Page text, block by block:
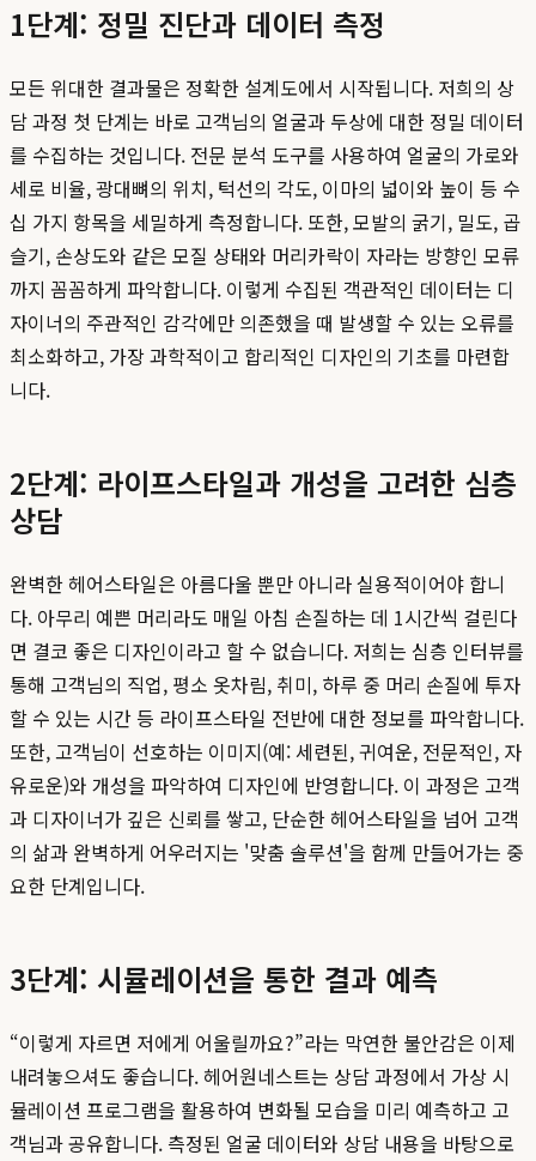
1단계: 정밀 진단과 데이터 측정
모든 위대한 결과물은 정확한 설계도에서 시작됩니다. 저희의 상
담 과정 첫 단계는 바로 고객님의 얼굴과 두상에 대한 정밀 데이터
를 수집하는 것입니다. 전문 분석 도구를 사용하여 얼굴의 가로와
세로 비율, 광대뼈의 위치, 턱선의 각도, 이마의 넓이와 높이 등 수
십 가지 항목을 세밀하게 측정합니다. 또한, 모발의 굵기, 밀도, 곱
슬기, 손상도와 같은 모질 상태와 머리카락이 자라는 방향인 모류
까지 꼼꼼하게 파악합니다. 이렇게 수집된 객관적인 데이터는 디
자이너의 주관적인 감각에만 의존했을 때 발생할 수 있는 오류를
최소화하고, 가장 과학적이고 합리적인 디자인의 기초를 마련합
니다.
2단계: 라이프스타일과 개성을 고려한 심층
상담
완벽한 헤어스타일은 아름다울 뿐만 아니라 실용적이어야 합니
다. 아무리 예쁜 머리라도 매일 아침 손질하는 데 1시간씩 걸린다
면 결코 좋은 디자인이라고 할 수 없습니다. 저희는 심층 인터뷰를
통해 고객님의 직업, 평소 옷차림, 취미, 하루 중 머리 손질에 투자
할 수 있는 시간 등 라이프스타일 전반에 대한 정보를 파악합니다.
또한, 고객님이 선호하는 이미지(예: 세련된, 귀여운, 전문적인, 자
유로운)와 개성을 파악하여 디자인에 반영합니다. 이 과정은 고객
과 디자이너가 깊은 신뢰를 쌓고, 단순한 헤어스타일을 넘어 고객
의 삶과 완벽하게 어우러지는 '맞춤 솔루션'을 함께 만들어가는 중
요한 단계입니다.
3단계: 시뮬레이션을 통한 결과 예측
“이렇게 자르면 저에게 어울릴까요?”라는 막연한 불안감은 이제
내려놓으셔도 좋습니다. 헤어원네스트는 상담 과정에서 가상 시
뮬레이션 프로그램을 활용하여 변화될 모습을 미리 예측하고 고
객님과 공유합니다. 측정된 얼굴 데이터와 상담 내용을 바탕으로